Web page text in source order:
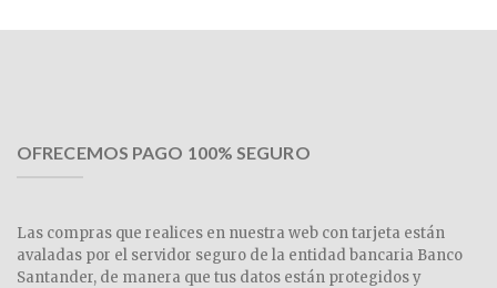
OFRECEMOS PAGO 100% SEGURO
Las compras que realices en nuestra web con tarjeta están
avaladas por el servidor seguro de la entidad bancaria Banco
Santander, de manera que tus datos están protegidos y